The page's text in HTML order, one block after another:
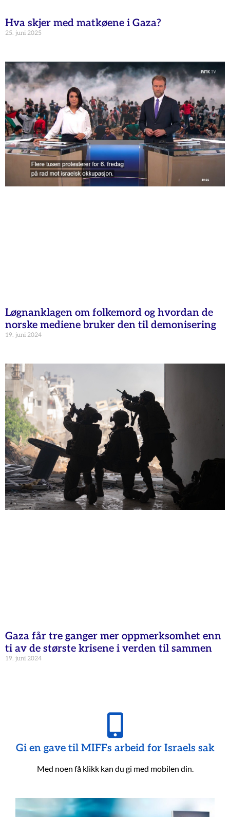
Hva skjer med matkøene i Gaza?
25. juni 2025
Løgnanklagen om folkemord og hvordan de
norske mediene bruker den til demonisering
19. juni 2024
Gaza får tre ganger mer oppmerksomhet enn
ti av de største krisene i verden til sammen
19. juni 2024
Gi en gave til MIFFs arbeid for Israels sak
Med noen få klikk kan du gi med mobilen din.